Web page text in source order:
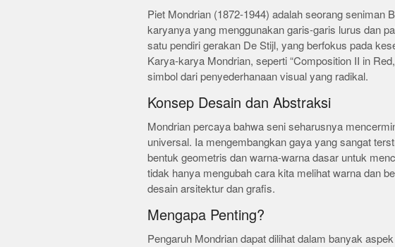
Piet Mondrian (1872-1944) adalah seorang seniman
karyanya yang menggunakan garis-garis lurus dan
satu pendiri gerakan De Stijl, yang berfokus pada
Karya-karya Mondrian, seperti “Composition II in
simbol dari penyederhanaan visual yang radikal.
Konsep Desain dan Abstraksi
Mondrian percaya bahwa seni seharusnya
universal. Ia mengembangkan gaya yang sangat
bentuk geometris dan warna-warna dasar untuk
tidak hanya mengubah cara kita melihat warna dan
desain arsitektur dan grafis.
Mengapa Penting?
Pengaruh Mondrian dapat dilihat dalam banyak